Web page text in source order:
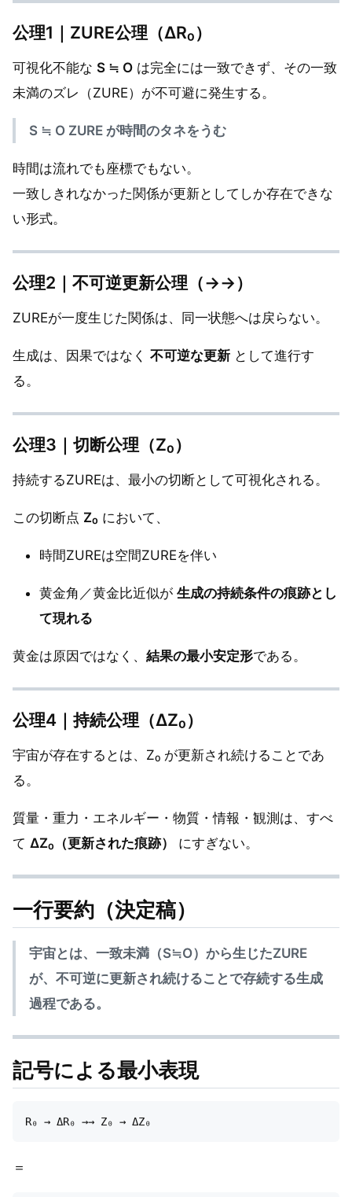
公理1｜ZURE公理（ΔR₀）
可視化不能な S ≒ O は完全には一致できず、その一致
未満のズレ（ZURE）が不可避に発生する。
S ≒ O ZURE が時間のタネをうむ
時間は流れでも座標でもない。
一致しきれなかった関係が更新としてしか存在できな
い形式。
公理2｜不可逆更新公理（→→）
ZUREが一度生じた関係は、同一状態へは戻らない。
生成は、因果ではなく 不可逆な更新 として進行す
る。
公理3｜切断公理（Z₀）
持続するZUREは、最小の切断として可視化される。
この切断点 Z₀ において、
時間ZUREは空間ZUREを伴い
黄金角／黄金比近似が 生成の持続条件の痕跡とし
て現れる
黄金は原因ではなく、 結果の最小安定形である。
公理4｜持続公理（ΔZ₀）
宇宙が存在するとは、Z₀ が更新され続けることであ
る。
質量・重力・エネルギー・物質・情報・観測は、すべ
て ΔZ₀（更新された痕跡） にすぎない。
一行要約（決定稿）
宇宙とは、一致未満（S≒O）から生じたZURE
が、不可逆に更新され続けることで存続する生成
過程である。
記号による最小表現
＝